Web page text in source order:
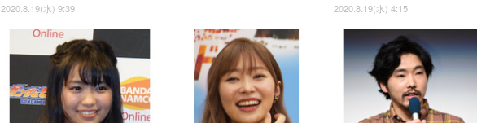
2020.8.19(水) 9:39 2020.8.19(水) 4:15